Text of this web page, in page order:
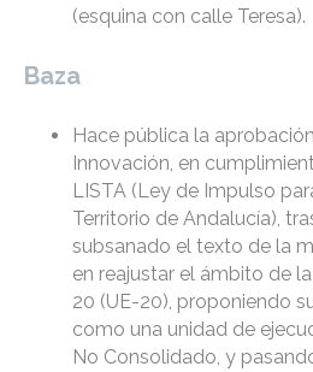
(esquina con calle Teresa).
Baza
Hace pública la
Innovación, en
LISTA (Ley de Impulso
Territorio de Andalucía),
subsanado el texto de la
en reajustar el ámbito de
20 (UE-20), proponiendo
como una unidad de
No Consolidado, y